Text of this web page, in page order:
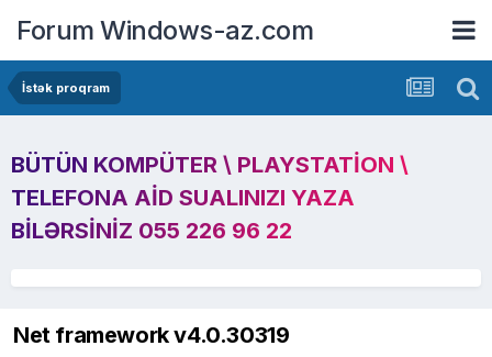
Forum Windows-az.com
İstək proqram
BÜTÜN KOMPÜTER \ PLAYSTATION \
TELEFONA AID SUALINIZI YAZA
BILƏRSINIZ 055 226 96 22
Net framework v4.0.30319